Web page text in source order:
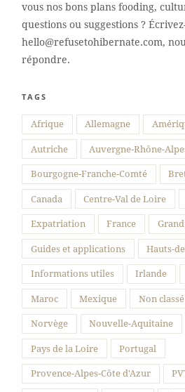
Suivre sur
vous nos bons plans fooding,
questions ou suggestions ?
hello@refusetohibernate.com,
répondre.
TAGS
Afrique Allemagne
Autriche Auvergne-Rhône-
Bourgogne-Franche-Comté
Canada Centre-Val de Loire
Expatriation France Grand
Guides et applications Hauts-
Informations utiles Irlande
Maroc Mexique Non classé
Norvège Nouvelle-Aquitaine
Pays de la Loire Portugal
Provence-Alpes-Côte d'Azur